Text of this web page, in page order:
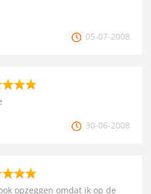
05-07-2008
30-06-2008
opzeggen omdat ik op de